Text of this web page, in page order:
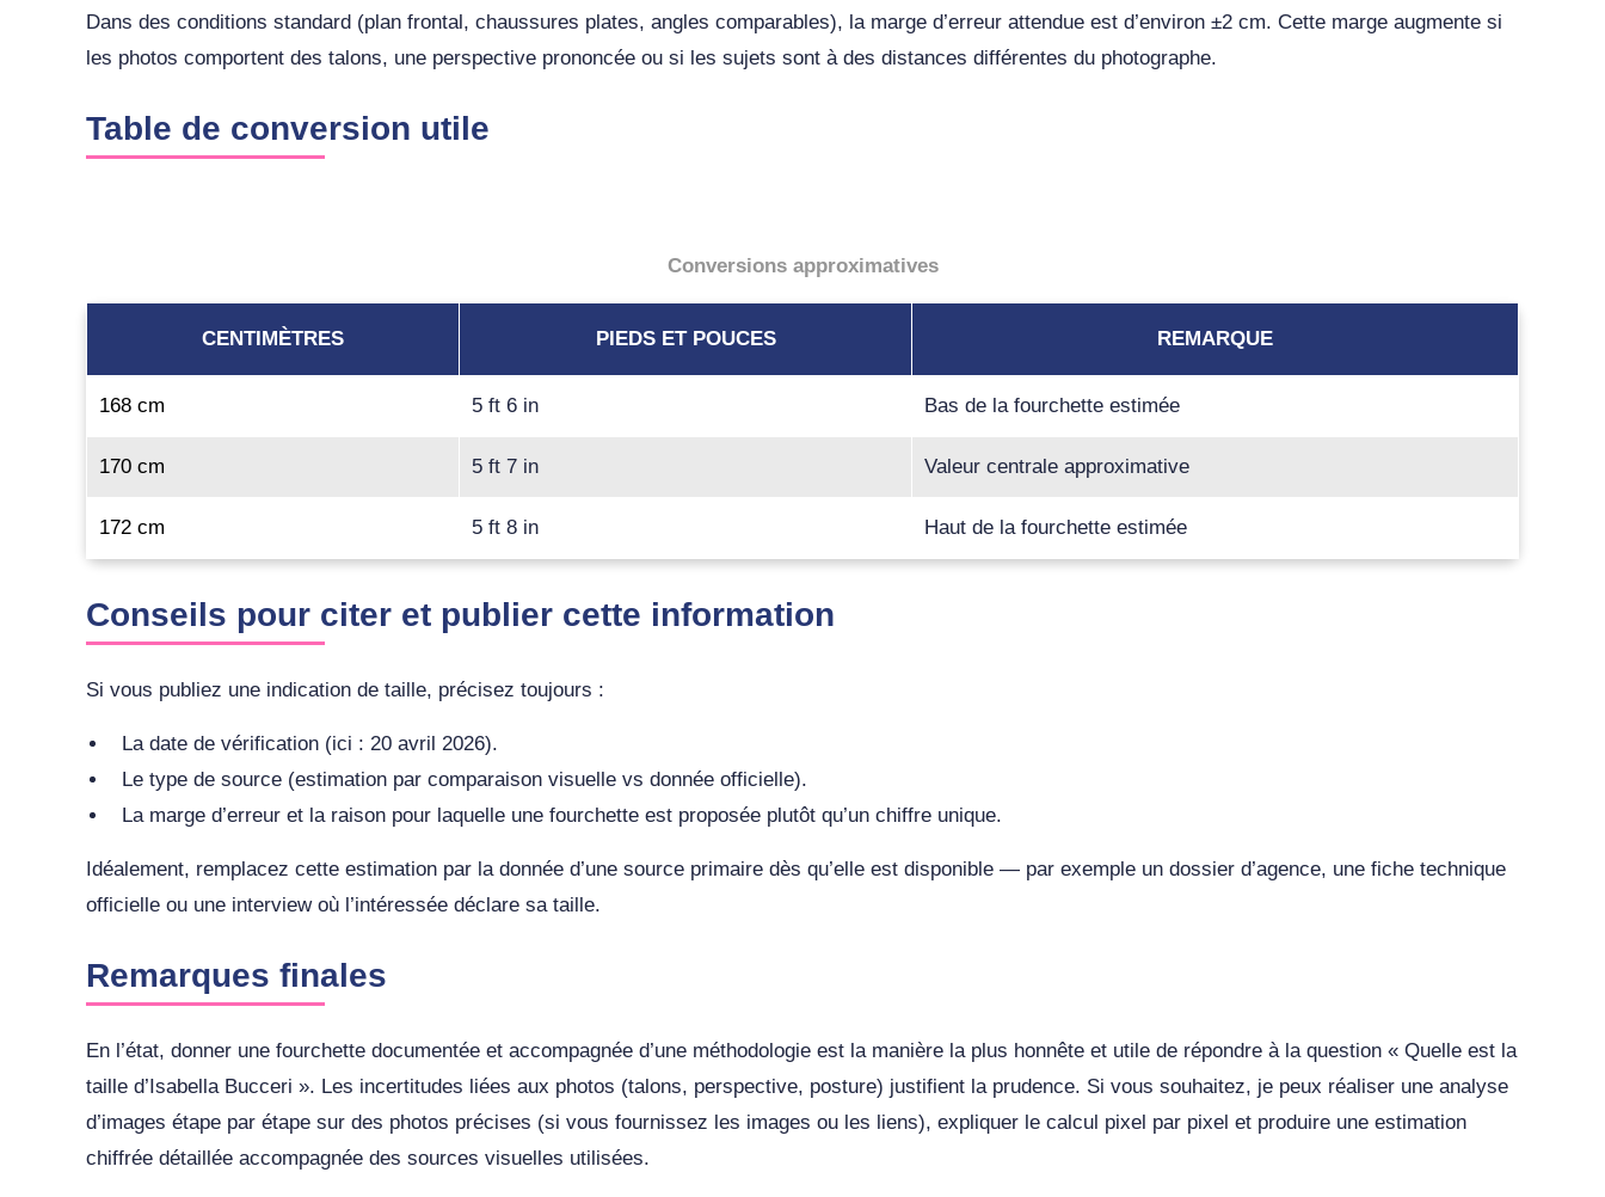
Dans des conditions standard (plan frontal, chaussures plates, angles comparables), la marge d’erreur attendue est d’environ ±2 cm. Cette marge augmente si
les photos comportent des talons, une perspective prononcée ou si les sujets sont à des distances différentes du photographe.
Table de conversion utile
Conversions approximatives
CENTIMÈTRES PIEDS ET POUCES REMARQUE
168 cm 5 ft 6 in Bas de la fourchette estimée
170 cm 5 ft 7 in Valeur centrale approximative
172 cm 5 ft 8 in Haut de la fourchette estimée
Conseils pour citer et publier cette information
Si vous publiez une indication de taille, précisez toujours :
La date de vérification (ici : 20 avril 2026).
Le type de source (estimation par comparaison visuelle vs donnée officielle).
La marge d’erreur et la raison pour laquelle une fourchette est proposée plutôt qu’un chiffre unique.
Idéalement, remplacez cette estimation par la donnée d’une source primaire dès qu’elle est disponible — par exemple un dossier d’agence, une fiche technique
officielle ou une interview où l’intéressée déclare sa taille.
Remarques finales
En l’état, donner une fourchette documentée et accompagnée d’une méthodologie est la manière la plus honnête et utile de répondre à la question « Quelle est la
taille d’Isabella Bucceri ». Les incertitudes liées aux photos (talons, perspective, posture) justifient la prudence. Si vous souhaitez, je peux réaliser une analyse
d’images étape par étape sur des photos précises (si vous fournissez les images ou les liens), expliquer le calcul pixel par pixel et produire une estimation
chiffrée détaillée accompagnée des sources visuelles utilisées.